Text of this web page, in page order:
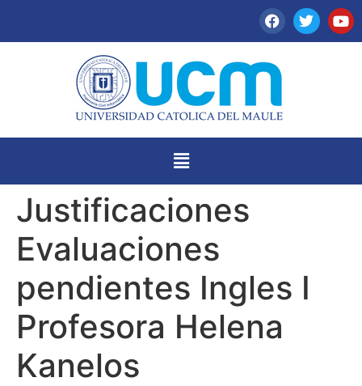
Justificaciones
Evaluaciones
pendientes Ingles I
Profesora Helena
Kanelos